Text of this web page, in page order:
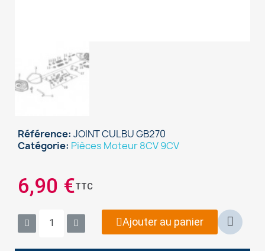
Référence JOINT CULBU GB270
Catégorie Pièces Moteur 8CV 9CV
6,90 €TTC
Ajouter au panier
Sign in
wish list.